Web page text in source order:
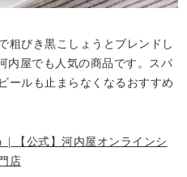
粗びき黒こしょうとブレンドし
内屋でも人気の商品です。スパ
ールも止まらなくなるおすすめ
| 【公式】河内屋オンラインシ
店